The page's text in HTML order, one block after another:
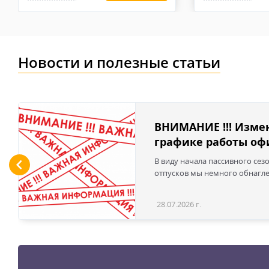
высококачественные перчатки будут быстро
Новости и полезные статьи
ВНИМАНИЕ !!!
графике работы
В виду начала пассивного
отпусков мы немного
28.07.2026 г.